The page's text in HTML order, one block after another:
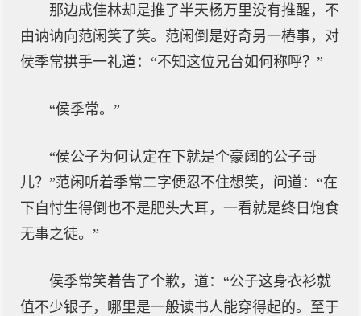
那边成佳林却是推了半天杨万里没有推醒，不
由讷讷向范闲笑了笑。范闲倒是好奇另一樁事，对
侯季常拱手一礼道：“不知这位兄台如何称呼？”
“侯季常。”
“侯公子为何认定在下就是个豪阔的公子哥
儿？”范闲听着季常二字便忍不住想笑，问道：“在
下自忖生得倒也不是肥头大耳，一看就是终日饱食
无事之徒。”
侯季常笑着告了个歉，道：“公子这身衣衫就
值不少银子，哪里是一般读书人能穿得起的。至于